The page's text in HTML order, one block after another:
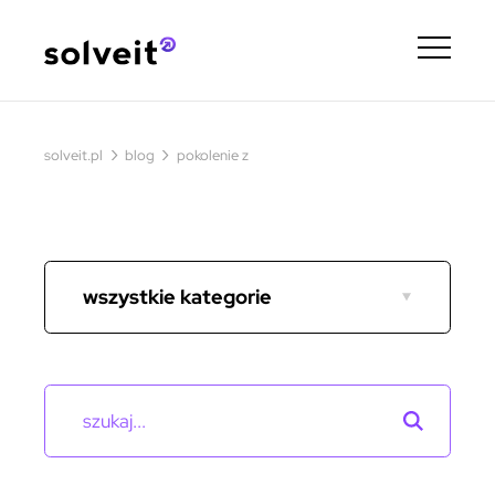
solveit.pl › blog › pokolenie z
wszystkie kategorie